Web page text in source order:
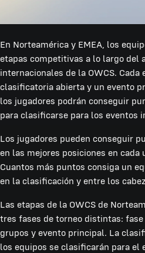
En Norteamérica y EMEA, los
etapas competitivas a lo largo del
internacionales de la OWCS. Cada
clasificatoria abierta y un evento
los jugadores podrán conseguir
para clasificarse para los eventos
Los jugadores pueden conseguir
en las mejores posiciones en cada
Cuantos más puntos consiga un
en la clasificación y entre los
Las etapas de la OWCS de
tres fases de torneo distintas:
grupos y evento principal. La
los equipos se clasificarán para el